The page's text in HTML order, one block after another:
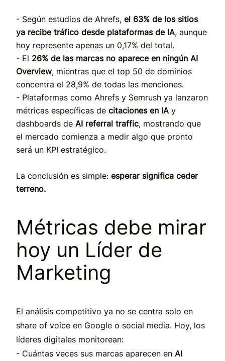
- Según estudios de Ahrefs, el 63% de los sitios
ya recibe tráfico desde plataformas de IA, aunque
hoy represente apenas un 0,17% del total.
- El 26% de las marcas no aparece en ningún AI
Overview, mientras que el top 50 de dominios
concentra el 28,9% de todas las menciones.
- Plataformas como Ahrefs y Semrush ya lanzaron
métricas específicas de citaciones en IA y
dashboards de AI referral traffic, mostrando que
el mercado comienza a medir algo que pronto
será un KPI estratégico.
La conclusión es simple: esperar significa ceder
terreno.
Métricas debe mirar
hoy un Líder de
Marketing
El análisis competitivo ya no se centra solo en
share of voice en Google o social media. Hoy, los
líderes digitales monitorean:
- Cuántas veces sus marcas aparecen en AI